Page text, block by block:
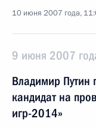
10 июня 2007 года,
9 июня 2007
Владимир Путин
кандидат на
игр-2014»